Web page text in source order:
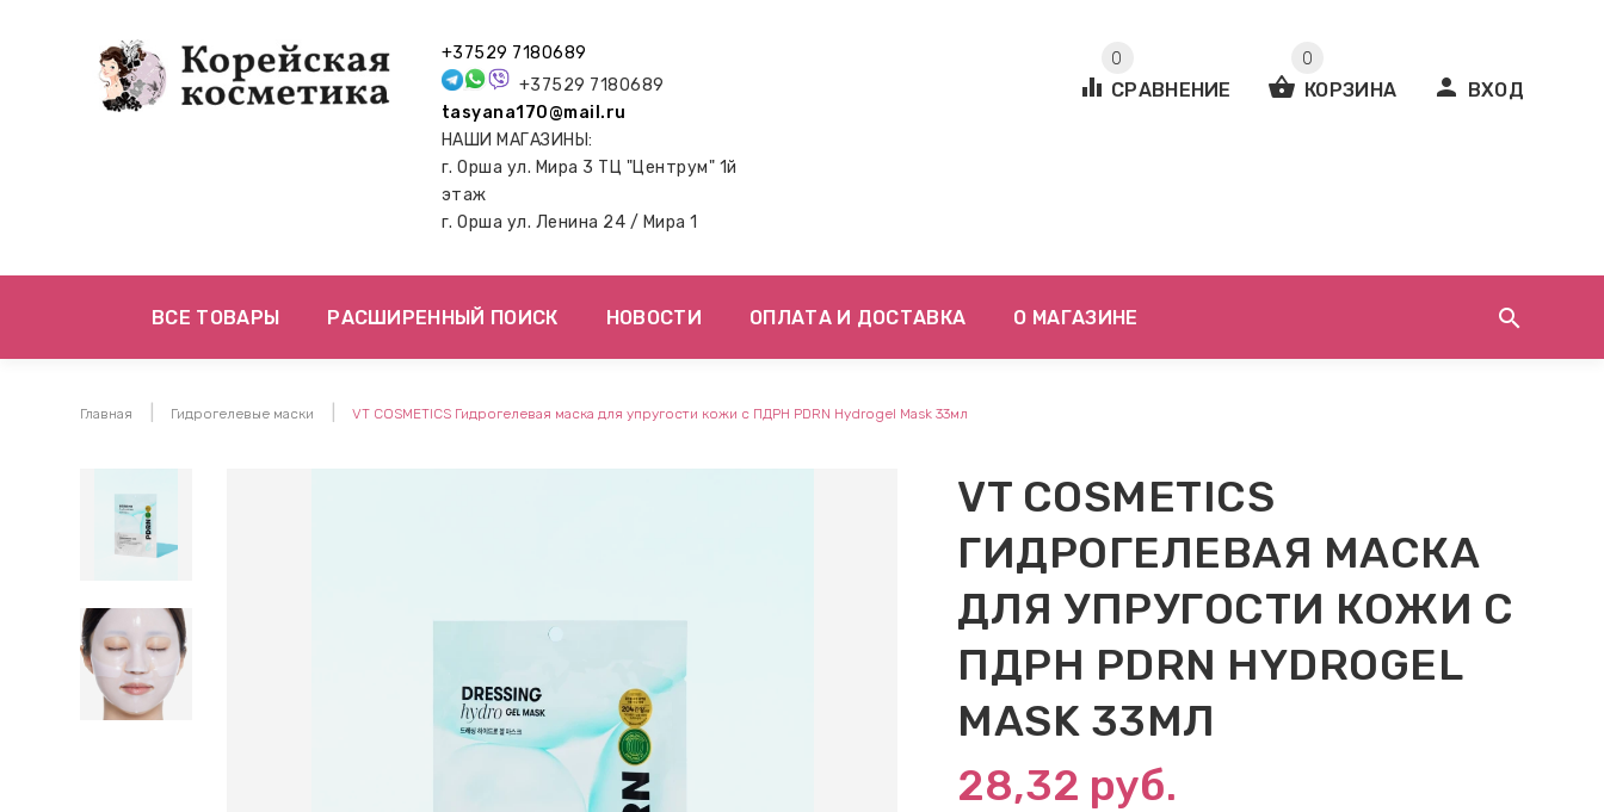
+37529 7180689
+37529 7180689
tasyana170@mail.ru
НАШИ МАГАЗИНЫ:
г. Орша ул. Мира 3 ТЦ "Центрум" 1й
этаж
г. Орша ул. Ленина 24 / Мира 1
person ВХОД
shopping_basket КОРЗИНА
0
equalizer СРАВНЕНИЕ
0
ВСЕ ТОВАРЫ РАСШИРЕННЫЙ ПОИСК НОВОСТИ ОПЛАТА И ДОСТАВКА О МАГАЗИНЕ search
Главная Гидрогелевые маски VT COSMETICS Гидрогелевая маска для упругости кожи с ПДРН PDRN Hydrogel Mask 33мл
VT COSMETICS
ГИДРОГЕЛЕВАЯ МАСКА
ДЛЯ УПРУГОСТИ КОЖИ С
ПДРН PDRN HYDROGEL
MASK 33МЛ
28,32 руб.